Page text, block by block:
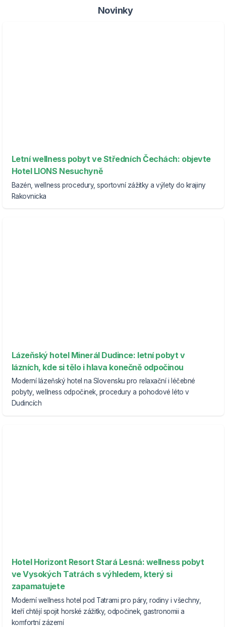
Novinky
Letní wellness pobyt ve Středních Čechách: objevte
Hotel LIONS Nesuchyně
Bazén, wellness procedury, sportovní zážitky a výlety do krajiny
Rakovnicka
Lázeňský hotel Minerál Dudince: letní pobyt v
lázních, kde si tělo i hlava konečně odpočinou
Moderní lázeňský hotel na Slovensku pro relaxační i léčebné
pobyty, wellness odpočinek, procedury a pohodové léto v
Dudincích
Hotel Horizont Resort Stará Lesná: wellness pobyt
ve Vysokých Tatrách s výhledem, který si
zapamatujete
Moderní wellness hotel pod Tatrami pro páry, rodiny i všechny,
kteří chtějí spojit horské zážitky, odpočinek, gastronomii a
komfortní zázemí